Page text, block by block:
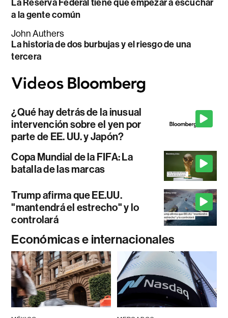
La Reserva Federal tiene que empezar a escuchar
a la gente común
John Authers
La historia de dos burbujas y el riesgo de una
tercera
¿Qué hay detrás de la inusual
intervención sobre el yen por
parte de EE. UU. y Japón?
Copa Mundial de la FIFA: La
batalla de las marcas
Trump afirma que EE.UU.
"mantendrá el estrecho" y lo
controlará
Económicas e internacionales